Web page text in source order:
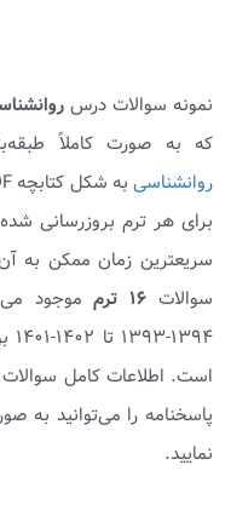
نمونه سوالات درس
که به صورت کاملاً
روانشناسی
برای هر ترم بروزرسانی
سریعترین زمان ممکن به
سوالات ۱۶ ترم
موجود
است. اطلاعات کامل
پاسخنامه را می‌توانید به
نمایید.